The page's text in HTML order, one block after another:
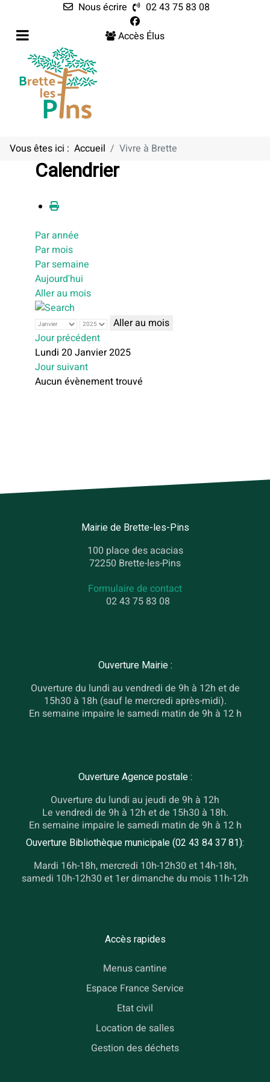
Nous écrire
02 43 75 83 08
Accès Élus
Vous êtes ici : Accueil Vivre à Brette
Calendrier
Par année
Par mois
Par semaine
Aujourd'hui
Aller au mois
Aller au mois
Jour précédent
Lundi 20 Janvier 2025
Jour suivant
Aucun évènement trouvé
Mairie de Brette-les-Pins
100 place des acacias
72250 Brette-les-Pins
Formulaire de contact
02 43 75 83 08
Ouverture Mairie :
Ouverture du lundi au vendredi de 9h à 12h et de
15h30 à 18h (sauf le mercredi après-midi).
En semaine impaire le samedi matin de 9h à 12 h
Ouverture Agence postale :
Ouverture du lundi au jeudi de 9h à 12h
Le vendredi de 9h à 12h et de 15h30 à 18h.
En semaine impaire le samedi matin de 9h à 12 h
Ouverture Bibliothèque municipale (02 43 84 37 81):
Mardi 16h-18h, mercredi 10h-12h30 et 14h-18h,
samedi 10h-12h30 et 1er dimanche du mois 11h-12h
Accès rapides
Menus cantine
Espace France Service
Etat civil
Location de salles
Gestion des déchets